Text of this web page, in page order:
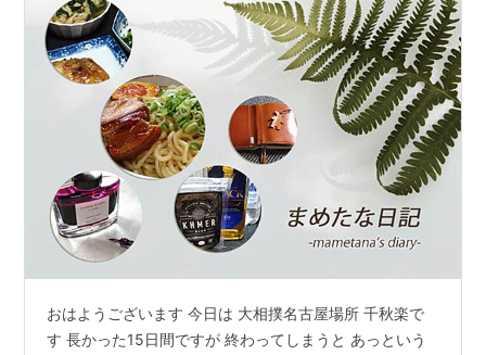
おはようございます 今日は 大相撲名古屋場所 千秋楽で
す 長かった15日間ですが 終わってしまうと あっという